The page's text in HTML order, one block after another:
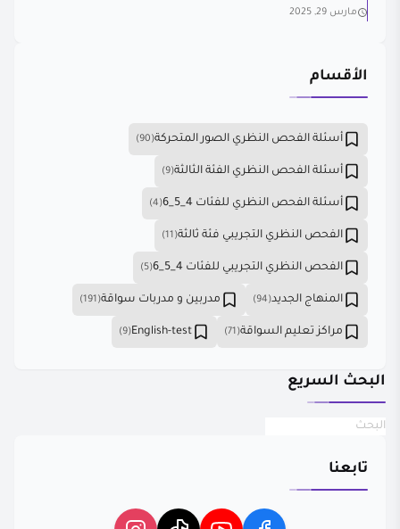
مارس 29, 2025
الأقسام
أسئلة الفحص النظري الصور المتحركة(90)
أسئلة الفحص النظري الفئة الثالثة(9)
أسئلة الفحص النظري للفئات 4_5_6 (4)
الفحص النظري التجريبي فئة ثالثة(11)
الفحص النظري التجريبي للفئات 4_5_6 (5)
المنهاج الجديد(94) مدربين و مدربات سواقة(191)
مراكز تعليم السواقة(71)
English-test
(9)
البحث السريع
تابعنا